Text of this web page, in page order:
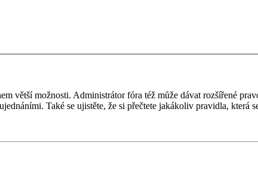
větší možnosti. Administrátor fóra též může dávat rozšířené
Také se ujistěte, že si přečtete jakákoliv pravidla, která